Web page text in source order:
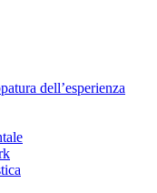
dell’esperienza